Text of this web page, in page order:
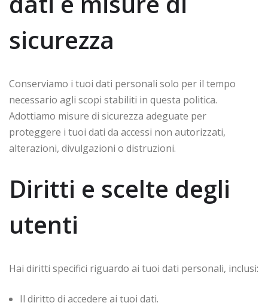
sicurezza
Conserviamo i tuoi dati personali solo per il tempo
necessario agli scopi stabiliti in questa politica.
Adottiamo misure di sicurezza adeguate per
proteggere i tuoi dati da accessi non autorizzati,
alterazioni, divulgazioni o distruzioni.
Diritti e scelte degli
utenti
Hai diritti specifici riguardo ai tuoi dati personali, inclusi:
Il diritto di accedere ai tuoi dati.